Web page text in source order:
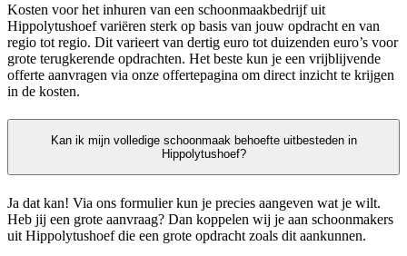
Kosten voor het inhuren van een schoonmaakbedrijf uit
Hippolytushoef variëren sterk op basis van jouw opdracht en van
regio tot regio. Dit varieert van dertig euro tot duizenden euro’s voor
grote terugkerende opdrachten. Het beste kun je een vrijblijvende
offerte aanvragen via onze offertepagina om direct inzicht te krijgen
in de kosten.
Kan ik mijn volledige schoonmaak behoefte uitbesteden in
Hippolytushoef?
Ja dat kan! Via ons formulier kun je precies aangeven wat je wilt.
Heb jij een grote aanvraag? Dan koppelen wij je aan schoonmakers
uit Hippolytushoef die een grote opdracht zoals dit aankunnen.